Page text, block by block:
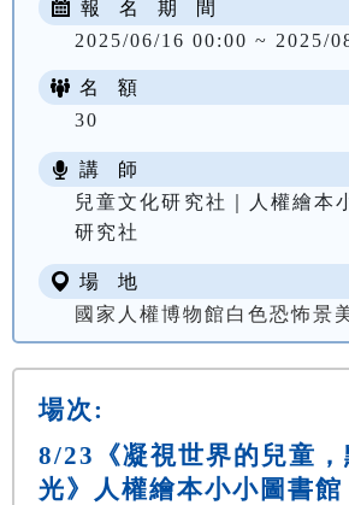
報 名 期 間
2025/06/16 00:00 ~ 2025/
名 額
30
講 師
兒童文化研究社｜人權繪本
研究社
場 地
國家人權博物館白色恐怖景
場次:
8/23《凝視世界的兒童，
光》人權繪本小小圖書館